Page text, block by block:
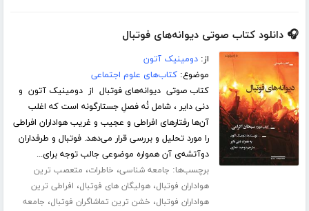
🎧 دانلود کتاب صوتی دیوانه‌های فوتبال
از:دومینیک آتون
موضوع:کتاب‌های علوم اجتماعی
کتاب صوتی دیوانه‌های فوتبال از دومینیک آتون و
دنی دایر ، شامل نُه فصلِ جستارگونه است که اغلب
آن‌ها رفتارهای افراطی و عجیب و غریب هواداران افراطی
را مورد تحلیل و بررسی قرار می‌دهد. فوتبال و طرفداران
دوآتشه‌ی آن همواره موضوعی جالب توجه برای...
برچسب‌ها: جامعه شناسی، خاطرات، متعصب ترین
هواداران فوتبال،هولیگان های فوتبال، افراطی ترین
هواداران فوتبال، خشن ترین تماشاگران فوتبال، جامعه